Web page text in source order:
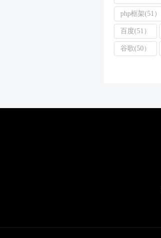
php框架(51）
百度(51）
谷歌(50）